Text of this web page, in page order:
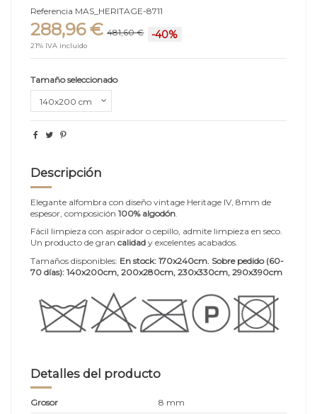
Referencia MAS_HERITAGE-8711
288,96 € 481,60 € -40%
21% IVA incluido
Tamaño seleccionado
Descripción
Elegante alfombra con diseño vintage Heritage IV, 8mm de
espesor, composición 100% algodón
Fácil limpieza con aspirador o cepillo, admite limpieza en seco.
Un producto de gran calidad y excelentes acabados.
Tamaños disponibles: En stock: 170x240cm. Sobre pedido (60-
70 días): 140x200cm, 200x280cm, 230x330cm, 290x390cm
Detalles del producto
Grosor
8 mm